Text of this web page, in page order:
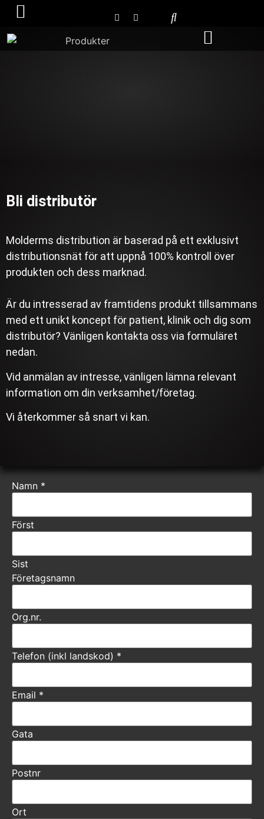
Bli distributör
Molderms distribution är baserad på ett exklusivt
distributionsnät för att uppnå 100% kontroll över
produkten och dess marknad.
Är du intresserad av framtidens produkt tillsammans
med ett unikt koncept för patient, klinik och dig som
distributör? Vänligen kontakta oss via formuläret
nedan.
Vid anmälan av intresse, vänligen lämna relevant
information om din verksamhet/företag.
Vi återkommer så snart vi kan.
Namn *
Först
Sist
Företagsnamn
Org.nr.
Telefon (inkl landskod) *
Email *
Gata
Postnr
Ort